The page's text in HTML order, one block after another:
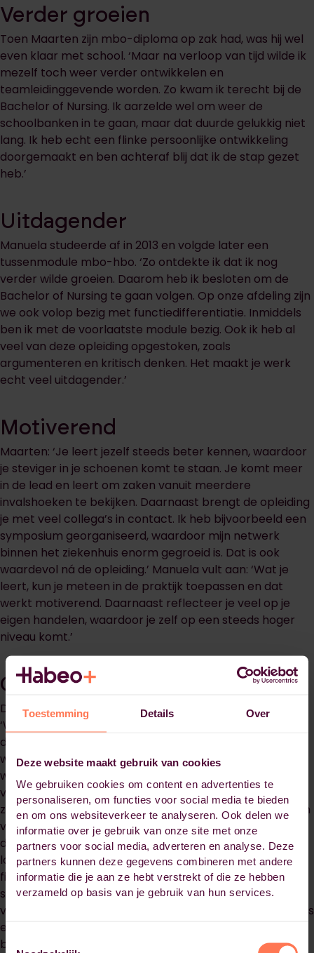
Toestemming Details Over
Deze website maakt gebruik van cookies
We gebruiken cookies om content en advertenties te
personaliseren, om functies voor social media te bieden
en om ons websiteverkeer te analyseren. Ook delen we
informatie over je gebruik van onze site met onze
partners voor social media, adverteren en analyse. Deze
partners kunnen deze gegevens combineren met andere
informatie die je aan ze hebt verstrekt of die ze hebben
verzameld op basis van je gebruik van hun services.
Toestemmingsselectie
Verder groeien
Toen Maarten zijn mbo-diploma op zak had, was hij wel
even klaar met school. ‘Maar na verloop van tijd wilde ik
mezelf toch weer verder ontwikkelen en
teamleidinggevende worden. Zo kwam ik terecht bij de
Bachelor of Nursing. Ik aarzelde wel om weer de
schoolbanken in te gaan, maar dat duurde gelukkig niet
lang. Ik heb echt een flinke persoonlijke ontwikkeling
doorgemaakt en ben achteraf blij dat ik de stap gezet
heb.’
Uitdagender
Manuela studeerde af in 2013 en volgde later een
tussenmodule mbo-hbo. ‘Zo ontdekte ik dat ik nog
verder wilde groeien. Daarom heb ik besloten om de
Bachelor of Nursing te gaan volgen. Op onze afdeling zijn
we ook volop bezig met functiedifferentiatie. Inmiddels
ben ik met de voorlaatste module bezig. Ook ik heb al
veel van deze opleiding opgestoken, zoals
argumenteren en kritisch denken. Het maakt je werk
echt veel uitdagender.’
Motiverend
Maarten: ‘Je leert jezelf steeds beter kennen, waardoor
je steviger in je schoenen komt te staan. Je komt meer
in de lead en leert om zaken vanuit meerdere
invalshoeken te bekijken. Daarnaast brengt de opleiding
je met veel collega’s in contact. Ik heb bijvoorbeeld een
symposium georganiseerd, waardoor mijn netwerk
binnen het ziekenhuis enorm gegroeid is. Dat is ook
waardevol ná de opleiding.’ Manuela vult aan: ‘Wat je
leert, kun je meteen in de praktijk toepassen en dat
werkt motiverend. Daarnaast reflecteer je veel op je
eigen handelen, waardoor je zelf op een steeds hoger
niveau komt.’
Continu in ontwikkeling
De opleiding zelf is ook continu in ontwikkeling. Maarten:
‘Wij hadden weleens te maken met onduidelijkheden in
de modulewijzers en de beoordelingscriteria. Daarnaast
waren de kaders voor de opdrachten vrij breed,
waardoor we behoefte hadden aan concrete
voorbeelden. In latere edities van de opleiding zijn die
zaken opgelost. Habeo+ doet dus echt wat met signalen
vanuit de deelnemers.’ Manuela beaamt dit. ‘Je ziet
daarnaast dat iedereen tegen zijn eigen dingetjes aan
loopt. We moeten bijvoorbeeld veel presenteren, wat ik
fijn vind om te doen, maar ik vind mezelf daar niet zo’n
ster in. De uitgebreide informatie over presenteren zit
vrij ver achteraan in de opleiding. Die had ik dus liever iets
eerder gehad, maar andere deelnemers hebben hier
bijvoorbeeld minder moeite mee.’